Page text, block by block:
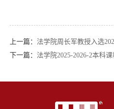
上一篇： 法学院周长军教授入选
下一篇： 法学院2025-2026-2本科